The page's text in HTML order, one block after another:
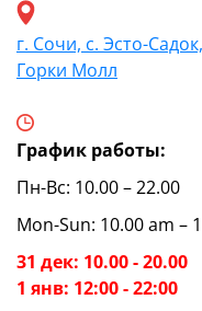
г. Сочи, с. Эсто-
Горки Молл
График работы:
Пн-Вс: 10.00 – 22.00
Mon-Sun: 10.00 am –
31 дек: 10.00 - 20.00
1 янв: 12:00 - 22:00